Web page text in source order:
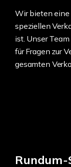
Wir bieten eine
speziellen
ist. Unser
für Fragen zur
gesamten
Rundum-